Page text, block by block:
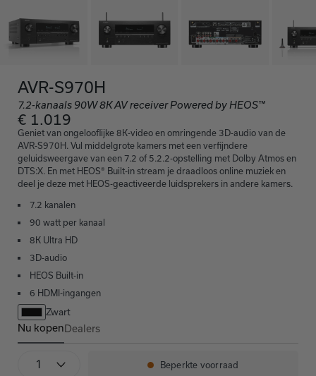
AVR-S970H
7.2-kanaals 90W 8K AV receiver Powered by HEOS™
€ 1.019
Geniet van ongelooflijke 8K-video en omringende 3D-audio van de
AVR-S970H. Vul middelgrote kamers met een verfijndere
geluidsweergave van een 7.2 of 5.2.2-opstelling met Dolby Atmos en
DTS:X. En met HEOS® Built-in stream je draadloos online muziek en
deel je deze met HEOS-geactiveerde luidsprekers in andere kamers.
7.2 kanalen
90 watt per kanaal
8K Ultra HD
3D-audio
HEOS Built-in
6 HDMI-ingangen
Zwart
Nu kopen
AVR-S970H
Dealers
Beschikbaarheid:
Beperkte voorraad